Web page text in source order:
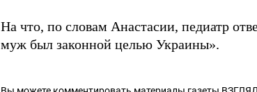
На что, по словам Анастасии, педиатр
муж был законной целью Украины».